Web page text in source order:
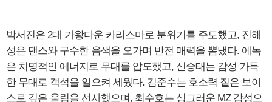
박서진은 2대 가왕다운 카리스마로 분위기를 주도했고, 진해
성은 댄스와 구수한 음색을 오가며 반전 매력을 뽐냈다. 에녹
은 치명적인 에너지로 무대를 압도했고, 신승태는 감성 가득
한 무대로 객석을 일으켜 세웠다. 김준수는 호소력 짙은 보이
스로 깊은 울림을 선사했으며, 최수호는 싱그러운 MZ 감성으